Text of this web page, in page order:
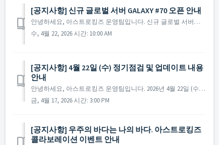
[공지사항] 신규 글로벌 서버 GALAXY #70 오픈 안내
안녕하세요, 아스트로킹즈 운영팀입니다. 신규 글로벌 서버인 GALAXY #70 서버의 오픈 소식을 안내해 드립니다. ▶ 신규 글로벌 서버 GALAXY #70 서버 오픈 안내 - 오픈 시간 : 2026년 4월 22일 정기 점검 종료 후 사령관님들의...
수, 4월 22, 2026 시간: 10:00 AM
[공지사항] 4월 22일 (수) 정기점검 및 업데이트 내용
안내
안녕하세요, 아스트로킹즈 운영팀입니다. 2026년 4월 22일 (수)에 진행 예정인 정기 점검 및 업데이트에 대해 안내드립니다. ※ 점검 내용은 상황에 따라 변경될 수 있으며, 변경 시 본 공지로 안내드릴 예정입니다. ▶ 정기점검 및 업데이트 사전 안내...
금, 4월 17, 2026 시간: 3:00 PM
[공지사항] 우주의 바다는 나의 바다. 아스트로킹즈
콜라보레이션 이벤트 안내